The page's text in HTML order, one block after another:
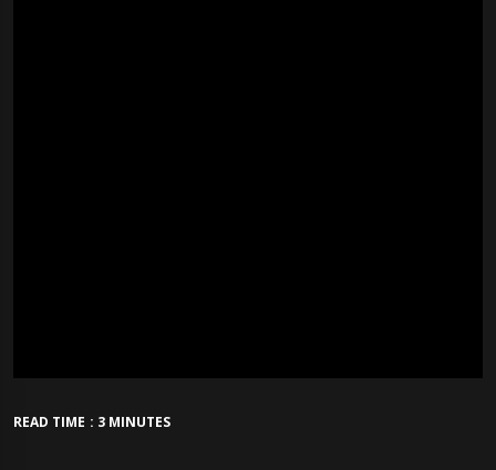
READ TIME : 3 MINUTES